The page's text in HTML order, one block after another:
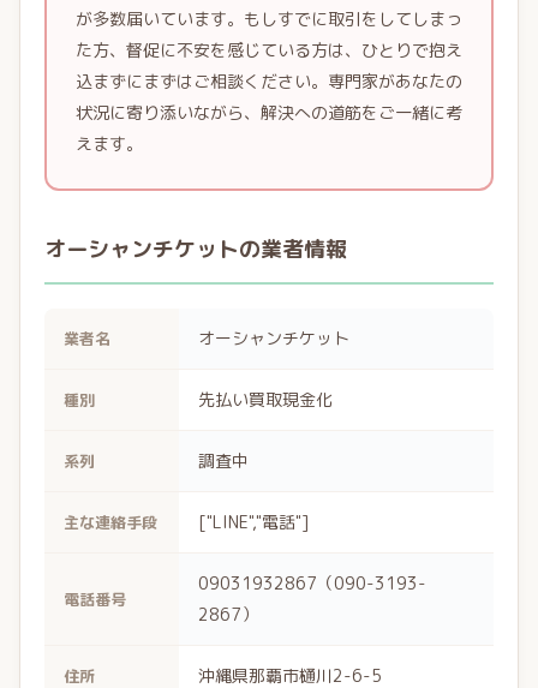
が多数届いています。もしすでに取引をしてしまっ
た方、督促に不安を感じている方は、ひとりで抱え
込まずにまずはご相談ください。専門家があなたの
状況に寄り添いながら、解決への道筋をご一緒に考
えます。
オーシャンチケットの業者情報
業者名 オーシャンチケット
種別 先払い買取現金化
系列 調査中
主な連絡手段 ["LINE","電話"]
電話番号
09031932867（090-3193-
2867）
住所 沖縄県那覇市樋川2-6-5